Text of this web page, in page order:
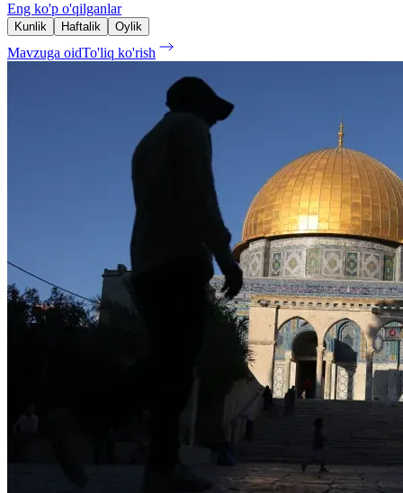
Eng ko'p o'qilganlar
Kunlik Haftalik Oylik
Mavzuga oidTo'liq ko'rish